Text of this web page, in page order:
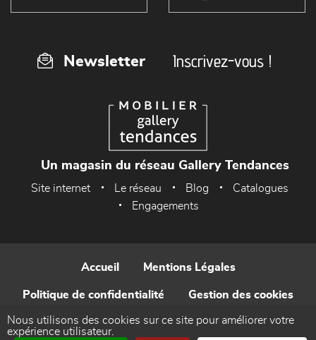
Newsletter Inscrivez-vous !
Un magasin du réseau Gallery Tendances
Site internet Le réseau Blog
Catalogues
Engagements
Accueil Mentions Légales
Politique de confidentialité Gestion des cookies
Contact
Nous utilisons des cookies sur ce site pour améliorer votre
expérience utilisateur.